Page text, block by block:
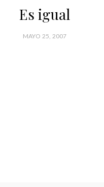
Es igual
MAYO 25, 2007